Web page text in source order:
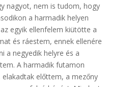
nagyot, nem is tudom, hogy
a harmadik helyen
egyik ellenfelem kiütötte a
és ráestem, ennek ellenére
a negyedik helyre és a
A harmadik futamon
előttem, a mezőny